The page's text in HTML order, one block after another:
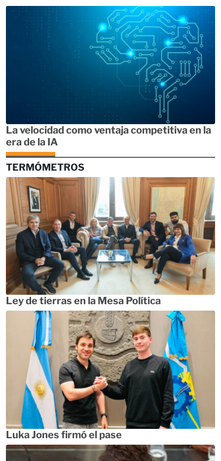
La velocidad como ventaja competitiva en la
era de la IA
TERMÓMETROS
Ley de tierras en la Mesa Política
Luka Jones firmó el pase